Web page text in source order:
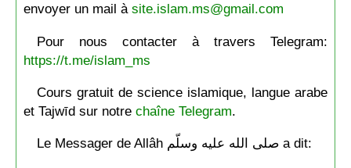
envoyer un mail à site.islam.ms@gmail.com
Pour nous contacter à travers Telegram:
https://t.me/islam_ms
Cours gratuit de science islamique, langue arabe
et Tajwīd sur notre chaîne Telegram.
Le Messager de Allâh صلى الله عليه وسلّم a dit: